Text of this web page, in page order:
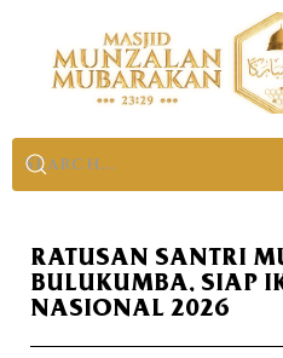
RATUSAN SANTRI
BULUKUMBA, SIAP
NASIONAL 2026